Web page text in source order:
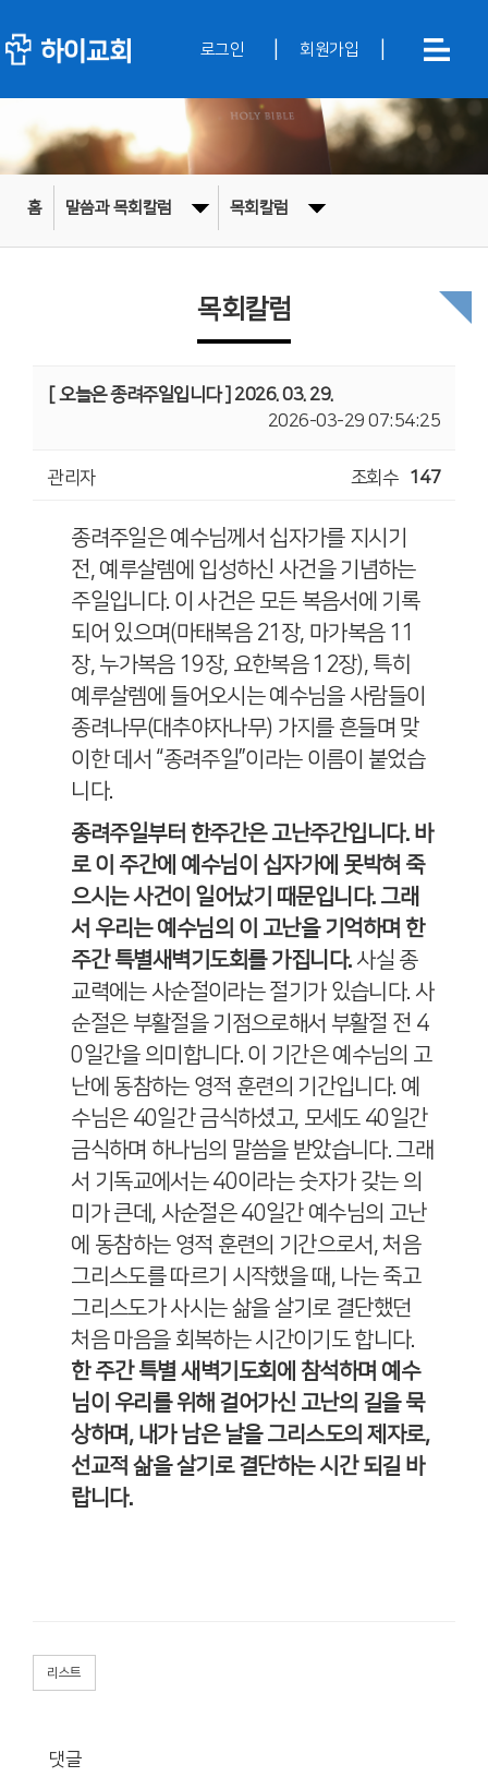
로그인 회원가입
홈 말씀과 목회칼럼 목회칼럼
목회칼럼
[ 오늘은 종려주일입니다 ] 2026. 03. 29.
2026-03-29 07:54:25
관리자 조회수 147
종려주일은 예수님께서 십자가를 지시기
전, 예루살렘에 입성하신 사건을 기념하는
주일입니다. 이 사건은 모든 복음서에 기록
되어 있으며(마태복음 21 장, 마가복음 11
장, 누가복음 19장, 요한복음12장), 특히
예루살렘에 들어오시는 예수님을 사람들이
종려나무(대추야자나무) 가지를 흔들며 맞
이한 데서 “종려주일”이라는 이름이 붙었습
니다.
종려주일부터 한주간은 고난주간입니다. 바
로 이 주간에 예수님이 십자가에 못박혀 죽
으시는 사건이 일어났기 때문입니다. 그래
서 우리는 예수님의 이 고난을 기억하며 한
주간 특별새벽기도회를 가집니다. 사실 종
교력에는 사순절이라는 절기가 있습니다. 사
순절은 부활절을 기점으로해서 부활절 전 4
0일간을 의미합니다. 이 기간은 예수님의 고
난에 동참하는 영적 훈련의 기간입니다. 예
수님은 40일간 금식하셨고, 모세도 40일간
금식하며 하나님의 말씀을 받았습니다. 그래
서 기독교에서는40이라는 숫자가 갖는 의
미가 큰데 , 사순절은40일간 예수님의 고난
에 동참하는 영적 훈련의 기간으로서, 처음
그리스도를 따르기 시작했을 때, 나는 죽고
그리스도가 사시는 삶을 살기로 결단했던
처음 마음을 회복하는 시간이기도 합니다.
한 주간 특별 새벽기도회에 참석하며 예수
님이 우리를 위해 걸어가신 고난의 길을 묵
상하며, 내가 남은 날을 그리스도의 제자로,
선교적 삶을 살기로 결단하는 시간 되길 바
랍니다.
리스트
댓글